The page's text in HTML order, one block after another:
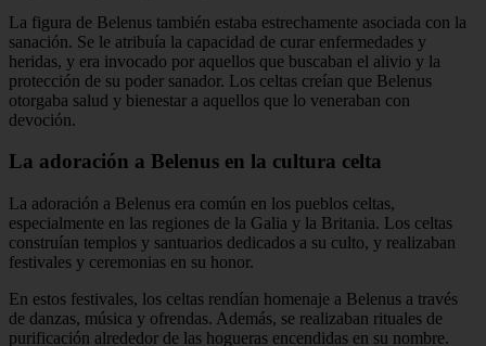
La figura de Belenus también estaba estrechamente asociada con la
sanación. Se le atribuía la capacidad de curar enfermedades y
heridas, y era invocado por aquellos que buscaban el alivio y la
protección de su poder sanador. Los celtas creían que Belenus
otorgaba salud y bienestar a aquellos que lo veneraban con
devoción.
La adoración a Belenus en la cultura celta
La adoración a Belenus era común en los pueblos celtas,
especialmente en las regiones de la Galia y la Britania. Los celtas
construían templos y santuarios dedicados a su culto, y realizaban
festivales y ceremonias en su honor.
En estos festivales, los celtas rendían homenaje a Belenus a través
de danzas, música y ofrendas. Además, se realizaban rituales de
purificación alrededor de las hogueras encendidas en su nombre.